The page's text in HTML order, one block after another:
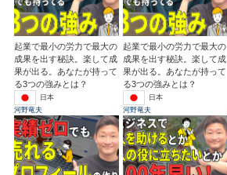
起業で最小の労力で最大の
成果を出す秘訣。楽して成
果が出る。あなたが持って
る3つの強みとは？
日本
河野竜夫
起業で最小の労力で最大の
成果を出す秘訣。楽して成
果が出る。あなたが持って
る3つの強みとは？
日本
河野竜夫